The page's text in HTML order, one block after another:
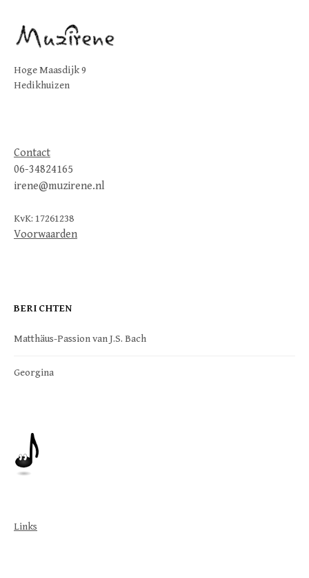
Hoge Maasdijk 9
Hedikhuizen
Contact
06-34824165
irene@muzirene.nl
KvK: 17261238
Voorwaarden
BERICHTEN
Matthäus-Passion van J.S. Bach
Georgina
Links